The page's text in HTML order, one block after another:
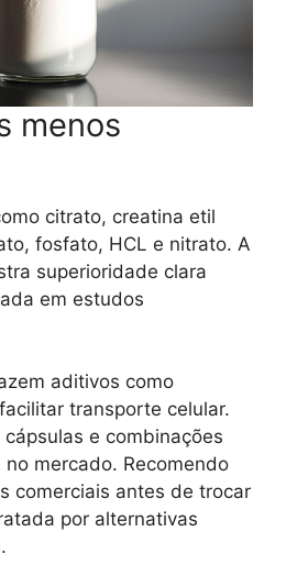
menos
citrato, creatina etil
fosfato, HCL e nitrato. A
superioridade clara
em estudos
aditivos como
transporte celular.
e combinações
mercado. Recomendo
comerciais antes de trocar
por alternativas